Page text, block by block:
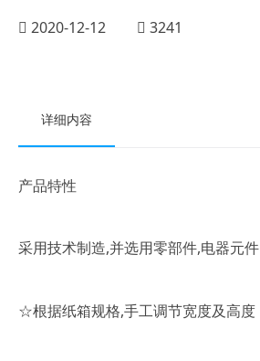
2020-12-12 3241
详细内容
产品特性
采用技术制造,并选用零部件,电器元件
☆根据纸箱规格,手工调节宽度及高度